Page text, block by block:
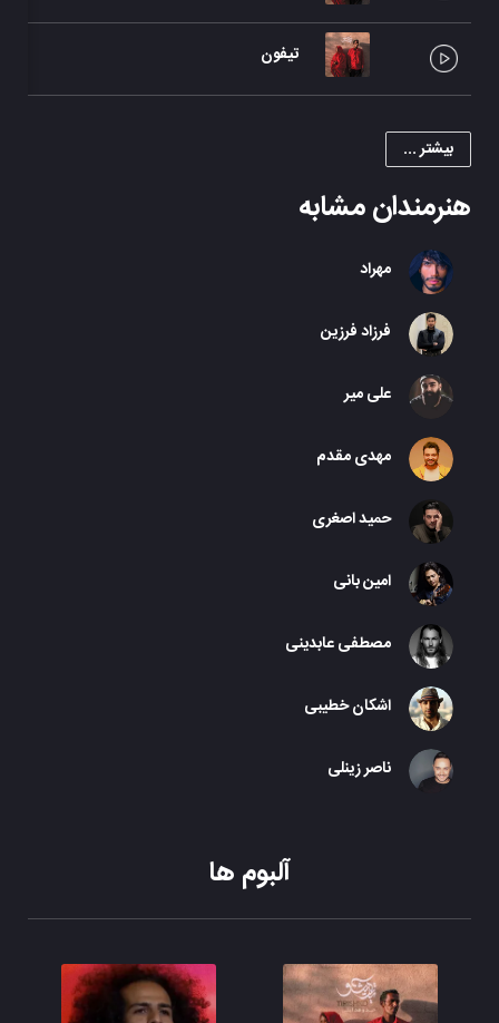
تیفون
بیشتر ...
هنرمندان مشابه
مهراد
فرزاد فرزین
علی میر
مهدی مقدم
حمید اصغری
امین بانی
مصطفی عابدینی
اشکان خطیبی
ناصر زینلی
آلبوم ها